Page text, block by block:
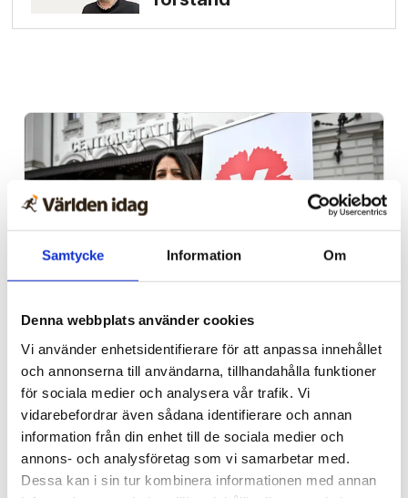
Samtycke Information Om
Denna webbplats använder cookies
Vi använder enhetsidentifierare för att anpassa innehållet
och annonserna till användarna, tillhandahålla funktioner
för sociala medier och analysera vår trafik. Vi
vidarebefordrar även sådana identifierare och annan
information från din enhet till de sociala medier och
annons- och analysföretag som vi samarbetar med.
Dessa kan i sin tur kombinera informationen med annan
Propalestinska rörelsen
Granskning: Fler V-
ledamöter skickade
stödbrev till terrorister